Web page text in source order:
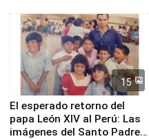
de Chile
15
El esperado retorno del
papa León XIV al Perú: Las
imágenes del Santo Padre